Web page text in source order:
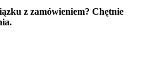
z zamówieniem? Chętnie